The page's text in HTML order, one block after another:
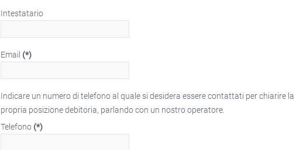
Intestatario
Email (*)
Indicare un numero di telefono al quale si desidera essere contattati per chiarire la
propria posizione debitoria, parlando con un nostro operatore.
Telefono (*)